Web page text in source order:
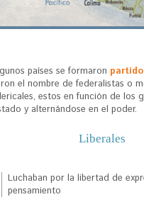
países se formaron
el nombre de federalistas o
estos en función de los
y alternándose en el poder.
Liberales
Luchaban por la libertad de
pensamiento